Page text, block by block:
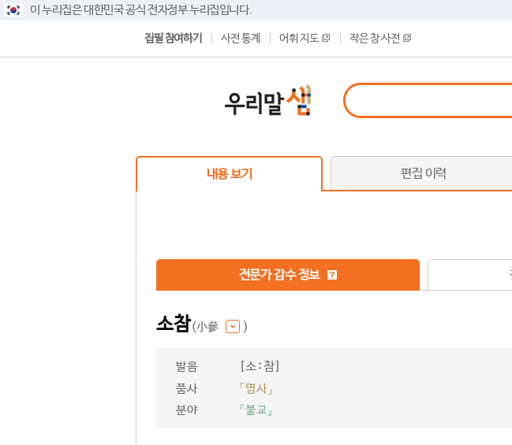
이 누리집은 대한민국 공식 전자정부 누리집입니다.
집필 참여하기 사전 통계 어휘 지도 작은 창 사전
내용 보기 편집 이력
전문가 감수 정보
소참(小參 )
발음 [소ː참]
품사
「명사」
분야
『불교』